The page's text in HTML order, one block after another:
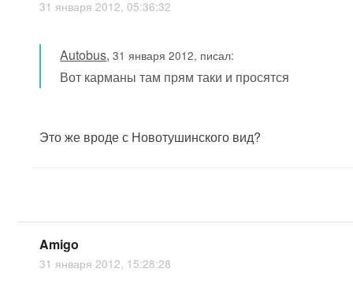
31 января 2012, 05:36:32
Autobus,31 января 2012, писал:
Вот карманы там прям таки и просятся
Это же вроде с Новотушинского вид?
Amigo
31 января 2012, 15:28:28